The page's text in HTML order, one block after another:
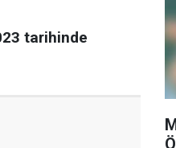
tarihinde